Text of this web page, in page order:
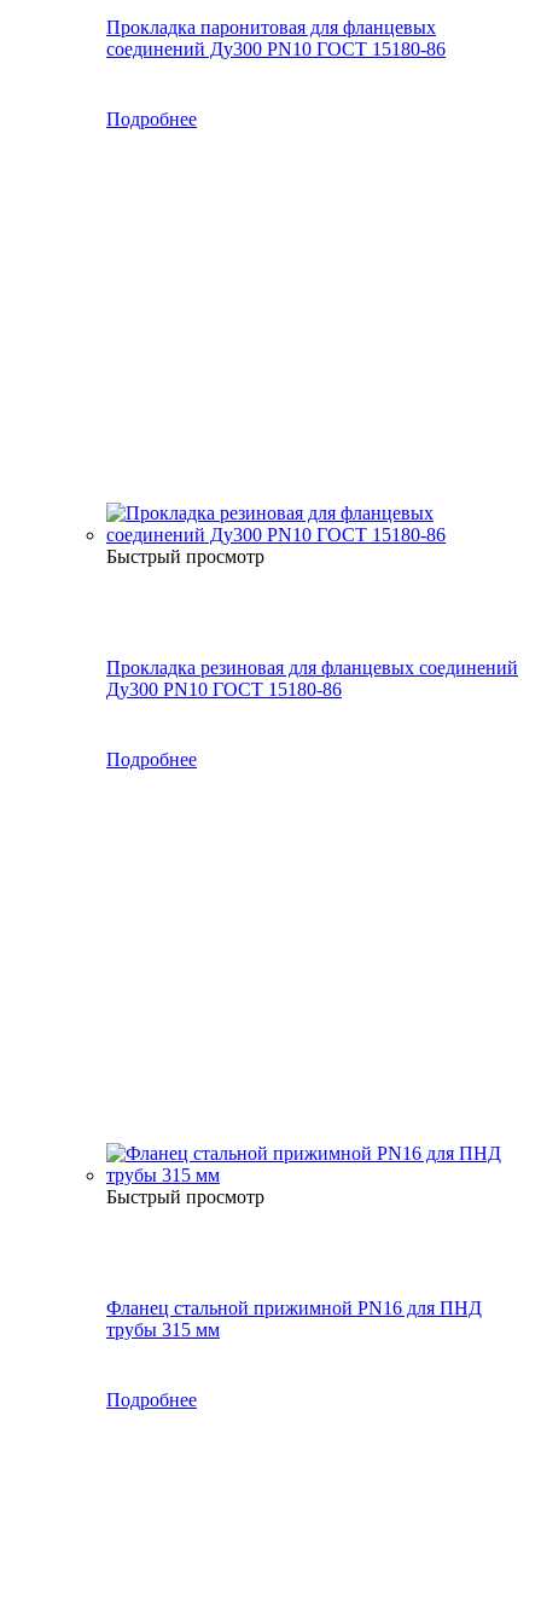
Прокладка паронитовая для фланцевых
соединений Ду300 PN10 ГОСТ 15180-86
Подробнее
Быстрый просмотр
Прокладка резиновая для фланцевых соединений
Ду300 PN10 ГОСТ 15180-86
Подробнее
Быстрый просмотр
Фланец стальной прижимной PN16 для ПНД
трубы 315 мм
Подробнее